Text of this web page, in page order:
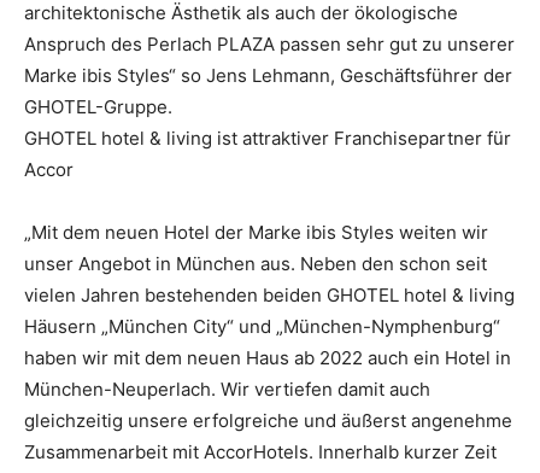
architektonische Ästhetik als auch der ökologische
Anspruch des Perlach PLAZA passen sehr gut zu unserer
Marke ibis Styles“ so Jens Lehmann, Geschäftsführer der
GHOTEL-Gruppe.
GHOTEL hotel & living ist attraktiver Franchisepartner für
Accor
„Mit dem neuen Hotel der Marke ibis Styles weiten wir
unser Angebot in München aus. Neben den schon seit
vielen Jahren bestehenden beiden GHOTEL hotel & living
Häusern „München City“ und „München-Nymphenburg“
haben wir mit dem neuen Haus ab 2022 auch ein Hotel in
München-Neuperlach. Wir vertiefen damit auch
gleichzeitig unsere erfolgreiche und äußerst angenehme
Zusammenarbeit mit AccorHotels. Innerhalb kurzer Zeit